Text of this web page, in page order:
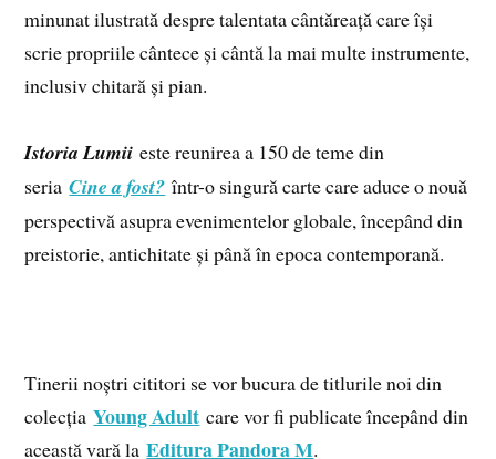
minunat ilustrată despre talentata cântăreață care își
scrie propriile cântece și cântă la mai multe instrumente,
inclusiv chitară și pian.
Istoria Lumii este reunirea a 150 de teme din
seriaCine a fost? într-o singură carte care aduce o nouă
perspectivă asupra evenimentelor globale, începând din
preistorie, antichitate și până în epoca contemporană.
Tinerii noștri cititori se vor bucura de titlurile noi din
colecțiaYoung Adult care vor fi publicate începând din
această vară laEditura Pandora M.